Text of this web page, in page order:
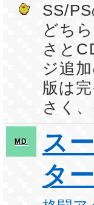
SS/
どち
さと
ジ追
版は
さく
MD
ス
タ